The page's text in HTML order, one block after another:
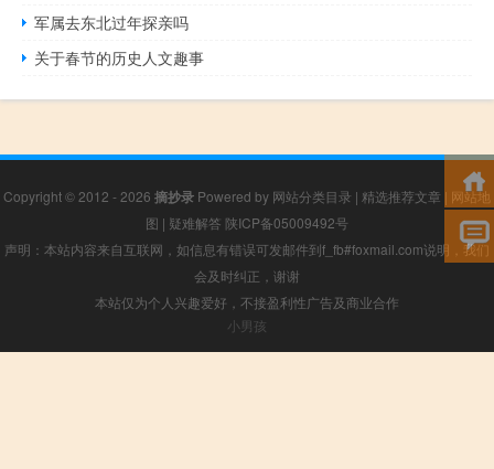
军属去东北过年探亲吗
关于春节的历史人文趣事
Copyright © 2012 - 2026 摘抄录 Powered by 网站分类目录 | 精选推荐文章 | 网站地
图 | 疑难解答 陕ICP备05009492号
声明：本站内容来自互联网，如信息有错误可发邮件到f_fb#foxmail.com说明，我们
会及时纠正，谢谢
本站仅为个人兴趣爱好，不接盈利性广告及商业合作
小男孩